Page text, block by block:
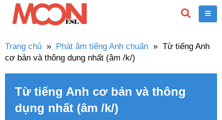
Trang chủ » Phát âm tiếng Anh chuẩn » Từ tiếng Anh
cơ bản và thông dụng nhất (âm /k/)
Từ tiếng Anh cơ bản và thông
dụng nhất (âm /k/)